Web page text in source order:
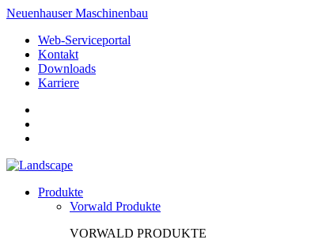
Neuenhauser Maschinenbau
Web-Serviceportal
Kontakt
Downloads
Karriere
Produkte
Vorwald Produkte
VORWALD PRODUKTE